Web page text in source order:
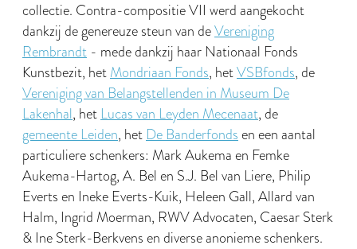
collectie. Contra-compositie VII werd aangekocht
dankzij de genereuze steun van deVereniging
Rembrandt - mede dankzij haar Nationaal Fonds
Kunstbezit, hetMondriaan Fonds, hetVSBfonds, de
Vereniging van Belangstellenden in Museum De
Lakenhal, het Lucas van Leyden Mecenaat, de
gemeente Leiden, het De Banderfondsen een aantal
particuliere schenkers: Mark Aukema en Femke
Aukema-Hartog, A. Bel en S.J. Bel van Liere, Philip
Everts en Ineke Everts-Kuik, Heleen Gall, Allard van
Halm, Ingrid Moerman, RWV Advocaten, Caesar Sterk
& Ine Sterk-Berkvens en diverse anonieme schenkers.